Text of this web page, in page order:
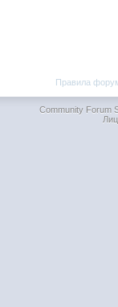
Правила
Community Forum